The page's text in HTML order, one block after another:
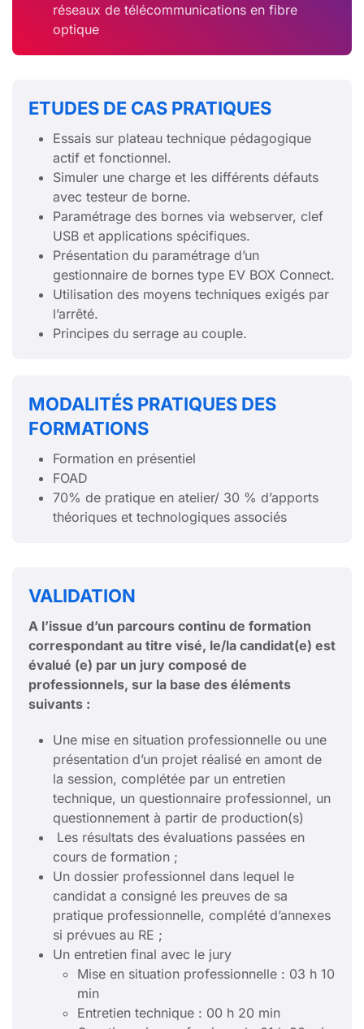
réseaux de télécommunications en fibre
optique
ETUDES DE CAS PRATIQUES
Essais sur plateau technique pédagogique
actif et fonctionnel.
Simuler une charge et les différents défauts
avec testeur de borne.
Paramétrage des bornes via webserver, clef
USB et applications spécifiques.
Présentation du paramétrage d’un
gestionnaire de bornes type EV BOX Connect.
Utilisation des moyens techniques exigés par
l’arrêté.
Principes du serrage au couple.
MODALITÉS PRATIQUES DES
FORMATIONS
Formation en présentiel
FOAD
70% de pratique en atelier/ 30 % d’apports
théoriques et technologiques associés
VALIDATION
A l’issue d’un parcours continu de formation
correspondant au titre visé, le/la candidat(e) est
évalué (e) par un jury composé de
professionnels, sur la base des éléments
suivants :
Une mise en situation professionnelle ou une
présentation d’un projet réalisé en amont de
la session, complétée par un entretien
technique, un questionnaire professionnel, un
questionnement à partir de production(s)
Les résultats des évaluations passées en
cours de formation ;
Un dossier professionnel dans lequel le
candidat a consigné les preuves de sa
pratique professionnelle, complété d’annexes
si prévues au RE ;
Un entretien final avec le jury
Mise en situation professionnelle : 03 h 10
min
Entretien technique : 00 h 20 min